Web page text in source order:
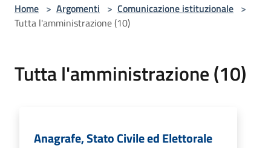
Home > Argomenti > Comunicazione istituzionale >
Tutta l'amministrazione (10)
Tutta l'amministrazione (10)
Anagrafe, Stato Civile ed Elettorale